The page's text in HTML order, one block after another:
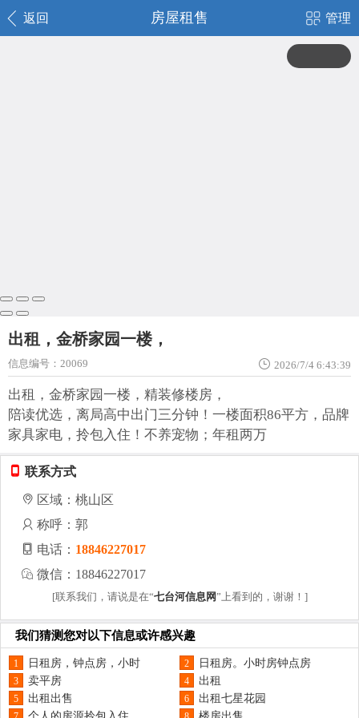
返回 房屋租售 管理
出租，金桥家园一楼，
信息编号：20069 2026/7/4 6:43:39
出租，金桥家园一楼，精装修楼房，
陪读优选，离局高中出门三分钟！一楼面积86平方，品牌
家具家电，拎包入住！不养宠物；年租两万
联系方式
区域：桃山区
称呼：郭
电话： 18846227017
微信：18846227017
[联系我们，请说是在“七台河信息网”上看到的，谢谢！]
我们猜测您对以下信息或许感兴趣
1 日租房，钟点房，小时 2 日租房。小时房钟点房
3 卖平房 4 出租
5 出租出售 6 出租七星花园